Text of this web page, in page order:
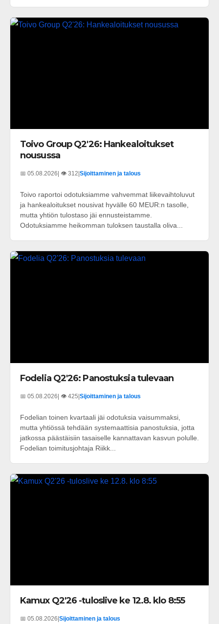
Toivo Group Q2'26: Hankealoitukset
nousussa
📅 05.08.2026 | 👁️ 312 Sijoittaminen ja talous
Toivo raportoi odotuksiamme vahvemmat liikevaihtoluvut
ja hankealoitukset nousivat hyvälle 60 MEUR:n tasolle,
mutta yhtiön tulostaso jäi ennusteistamme.
Odotuksiamme heikomman tuloksen taustalla oliva...
Fodelia Q2'26: Panostuksia tulevaan
📅 05.08.2026| 👁️ 425|Sijoittaminen ja talous
Fodelian toinen kvartaali jäi odotuksia vaisummaksi,
mutta yhtiössä tehdään systemaattisia panostuksia, jotta
jatkossa päästäisiin tasaiselle kannattavan kasvun polulle.
Fodelian toimitusjohtaja Riikk...
Kamux Q2'26 -tuloslive ke 12.8. klo 8:55
📅 05.08.2026 Sijoittaminen ja talous